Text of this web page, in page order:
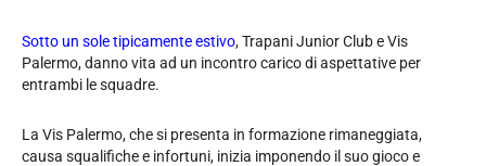
Sotto un sole tipicamente estivo, Trapani Junior Club e Vis
Palermo, danno vita ad un incontro carico di aspettative per
entrambi le squadre.
La Vis Palermo, che si presenta in formazione rimaneggiata,
causa squalifiche e infortuni, inizia imponendo il suo gioco e